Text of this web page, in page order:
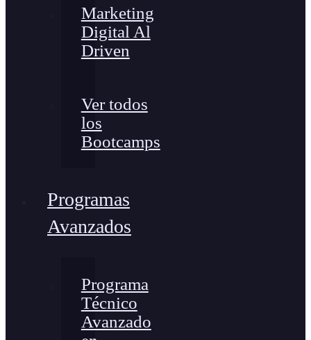
Marketing
Digital Al
Driven
Ver todos
los
Bootcamps
Programas
Avanzados
Programa
Técnico
Avanzado